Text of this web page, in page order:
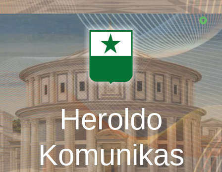
Skip
Heroldo
Komunikas